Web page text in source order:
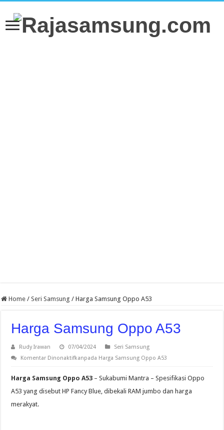
Home / Seri Samsung / Harga Samsung Oppo A53
Harga Samsung Oppo A53
Rudy Irawan 07/04/2024
Seri Samsung
Komentar Dinonaktifkanpada Harga Samsung Oppo A53
Harga Samsung Oppo A53 – Sukabumi Mantra – Spesifikasi Oppo
A53 yang disebut HP Fancy Blue, dibekali RAM jumbo dan harga
merakyat.